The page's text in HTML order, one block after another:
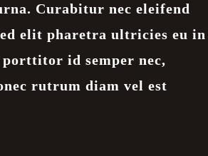
Curabitur nec eleifend
elit pharetra ultricies eu in
id semper nec,
rutrum diam vel est